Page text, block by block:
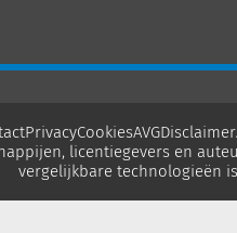
PrivacyCookiesAVGDisclaimer
licentiegevers en
vergelijkbare technologieën